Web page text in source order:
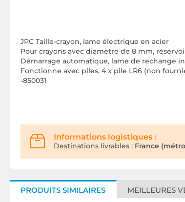
JPC Taille-crayon, lame électrique en acier
Pour crayons avec diamètre de 8 mm,
Démarrage automatique, lame de rechange
Fonctionne avec piles, 4 x pile LR6 (non
-850031
Informations logistiques :
Destinations livrables : France
PRODUITS SIMILAIRES MEILLEURES